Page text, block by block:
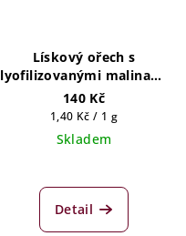
Lískový ořech s
lyofilizovanými malinami
100g (5 porcí)
140 Kč
Měrná
cena:
1,40 Kč / 1 g
Skladem
Detail